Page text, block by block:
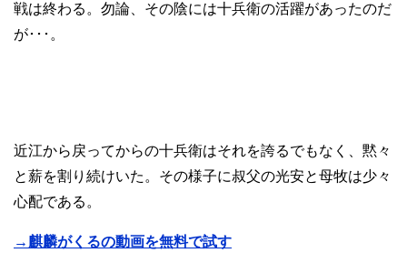
戦は終わる。勿論、その陰には十兵衛の活躍があったのだ
が･･･。
近江から戻ってからの十兵衛はそれを誇るでもなく、黙々
と薪を割り続けいた。その様子に叔父の光安と母牧は少々
心配である。
→麒麟がくるの動画を無料で試す